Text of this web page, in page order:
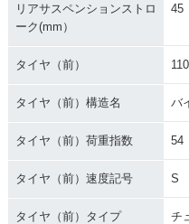
リアサスペンションストロ
ーク(mm）
45
タイヤ（前）
タイヤ（前）構造名 バ
タイヤ（前）荷重指数 54
タイヤ（前）速度記号 S
タイヤ（前）タイプ チ